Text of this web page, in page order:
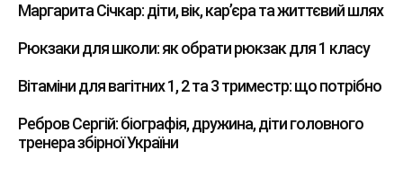
Маргарита Січкар: діти, вік, кар’єра та життєвий шлях
Рюкзаки для школи: як обрати рюкзак для 1 класу
Вітаміни для вагітних 1, 2 та 3 триместр: що потрібно
Ребров Сергій: біографія, дружина, діти головного
тренера збірної України